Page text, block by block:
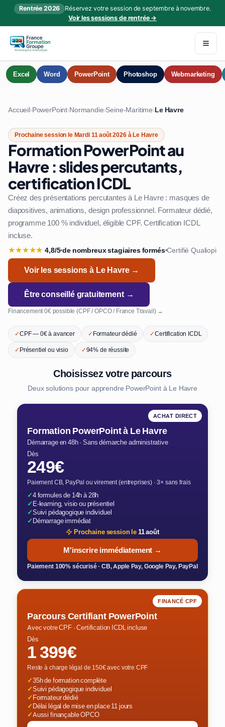
Rentrée 2026
Réservez votre session de septembre à novembre.
Voir les sessions de rentrée →
Excel Word PowerPoint Photoshop Webmarketing
Accueil›PowerPoint›Normandie›Seine-Maritime›Le Havre
Prochaine session le Mardi 11 août 2026 à Le Havre
Formation PowerPoint au
Havre : slides percutants,
certification ICDL
Créez des présentations percutantes à Le Havre : masques de
diapositives, animations, design professionnel. Formateur dédié,
programme 100 % individuel, éligible CPF. Certification ICDL
incluse.
★★★★★ 4,8/5•de nombreux stagiaires formés•Certifié Qualiopi
Voir les sessions à Le Havre →
Être conseillé gratuitement →
Financement 0€ possible (CPF / OPCO / France Travail) →
✓CPF — 0€ à avancer ✓Formateur dédié ✓Certification ICDL
✓Présentiel ou visio ✓94% de réussite
Choisissez votre parcours
Deux solutions pour apprendre PowerPoint à Le Havre
ACHAT DIRECT
Formation PowerPoint à Le Havre
Démarrage en 48h · Sans démarche administrative
Dès
249€
Paiement CB, PayPal ou virement (entreprises) · 3× sans frais
✓4 formules de 14h à 28h
✓E-learning, visio ou présentiel
✓Suivi pédagogique individuel
✓Démarrage immédiat
Prochaine session le11 août
M'inscrire immédiatement →
Paiement 100% sécurisé · CB, Apple Pay, Google Pay, PayPal
FINANCÉ CPF
Parcours Certifiant PowerPoint
Avec votre CPF · Certification ICDL incluse
Dès
1 399€
Reste à charge légal de 150€ avec votre CPF
✓35h de formation complète
✓Suivi pédagogique individuel
✓Formateur dédié
✓Délai légal de mise en place 11 jours
✓Aussi finançable OPCO